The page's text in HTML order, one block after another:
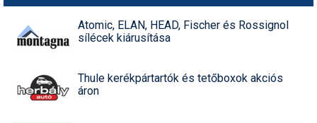
Atomic, ELAN, HEAD, Fischer és Rossignol
sílécek kiárusítása
Thule kerékpártartók és tetőboxok akciós
áron